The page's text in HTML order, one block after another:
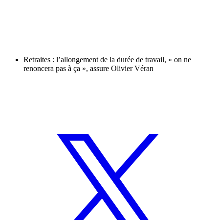
Retraites : l’allongement de la durée de travail, « on ne
renoncera pas à ça », assure Olivier Véran